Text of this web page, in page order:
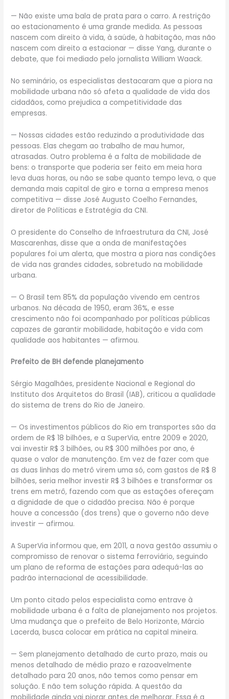
— Não existe uma bala de prata para o carro. A restrição
ao estacionamento é uma grande medida. As pessoas
nascem com direito à vida, à saúde, à habitação, mas não
nascem com direito a estacionar — disse Yang, durante o
debate, que foi mediado pelo jornalista William Waack.
No seminário, os especialistas destacaram que a piora na
mobilidade urbana não só afeta a qualidade de vida dos
cidadãos, como prejudica a competitividade das
empresas.
— Nossas cidades estão reduzindo a produtividade das
pessoas. Elas chegam ao trabalho de mau humor,
atrasadas. Outro problema é a falta de mobilidade de
bens: o transporte que poderia ser feito em meia hora
leva duas horas, ou não se sabe quanto tempo leva, o que
demanda mais capital de giro e torna a empresa menos
competitiva — disse José Augusto Coelho Fernandes,
diretor de Políticas e Estratégia da CNI.
O presidente do Conselho de Infraestrutura da CNI, José
Mascarenhas, disse que a onda de manifestações
populares foi um alerta, que mostra a piora nas condições
de vida nas grandes cidades, sobretudo na mobilidade
urbana.
— O Brasil tem 85% da população vivendo em centros
urbanos. Na década de 1950, eram 36%, e esse
crescimento não foi acompanhado por políticas públicas
capazes de garantir mobilidade, habitação e vida com
qualidade aos habitantes — afirmou.
Prefeito de BH defende planejamento
Sérgio Magalhães, presidente Nacional e Regional do
Instituto dos Arquitetos do Brasil (IAB), criticou a qualidade
do sistema de trens do Rio de Janeiro.
— Os investimentos públicos do Rio em transportes são da
ordem de R$ 18 bilhões, e a SuperVia, entre 2009 e 2020,
vai investir R$ 3 bilhões, ou R$ 300 milhões por ano, é
quase o valor de manutenção. Em vez de fazer com que
as duas linhas do metrô virem uma só, com gastos de R$ 8
bilhões, seria melhor investir R$ 3 bilhões e transformar os
trens em metrô, fazendo com que as estações ofereçam
a dignidade de que o cidadão precisa. Não é porque
houve a concessão (dos trens) que o governo não deve
investir — afirmou.
A SuperVia informou que, em 2011, a nova gestão assumiu o
compromisso de renovar o sistema ferroviário, seguindo
um plano de reforma de estações para adequá-las ao
padrão internacional de acessibilidade.
Um ponto citado pelos especialista como entrave à
mobilidade urbana é a falta de planejamento nos projetos.
Uma mudança que o prefeito de Belo Horizonte, Márcio
Lacerda, busca colocar em prática na capital mineira.
— Sem planejamento detalhado de curto prazo, mais ou
menos detalhado de médio prazo e razoavelmente
detalhado para 20 anos, não temos como pensar em
solução. E não tem solução rápida. A questão da